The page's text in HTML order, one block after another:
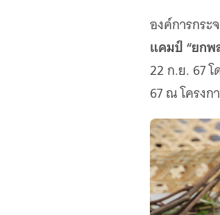
นิเวศสื่อสาธารณะท้องถิ่นคุณภาพ
Policy Watch
จับตาอนาคตประเทศไทย
Thai PBS Verify
ตรวจสอบข่าวปลอม คัดกรองข่า
องค์การกร
แคมป์ “ยกพ
22 ก.ย. 67
67 ณ โครง